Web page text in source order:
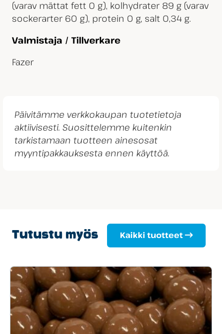
(varav mättat fett 0 g), kolhydrater 89 g (varav
sockerarter 60 g), protein 0 g, salt 0,34 g.
Valmistaja / Tillverkare
Fazer
Päivitämme verkkokaupan tuotetietoja
aktiivisesti. Suosittelemme kuitenkin
tarkistamaan tuotteen ainesosat
myyntipakkauksesta ennen käyttöä.
Tutustu myös Kaikki tuotteet